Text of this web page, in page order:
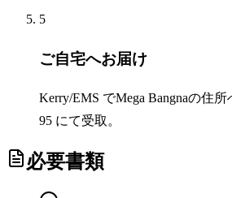
5
ご自宅へお届け
Kerry/EMS でMega Bangnaの住
95 にて受取。
必要書類